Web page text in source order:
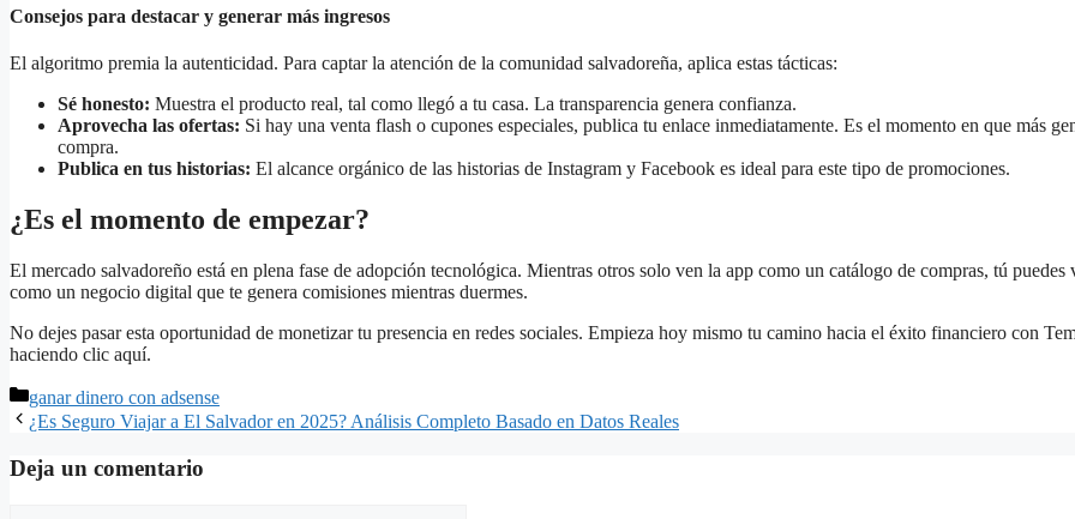
Consejos para destacar y generar más ingresos
El algoritmo premia la autenticidad. Para captar la atención de la comunidad salvadoreña, aplica estas tácticas:
Sé honesto: Muestra el producto real, tal como llegó a tu casa. La transparencia genera confianza.
Aprovecha las ofertas: Si hay una venta flash o cupones especiales, publica tu enlace inmediatamente. Es el momento en que más
compra.
Publica en tus historias: El alcance orgánico de las historias de Instagram y Facebook es ideal para este tipo de promociones.
¿Es el momento de empezar?
El mercado salvadoreño está en plena fase de adopción tecnológica. Mientras otros solo ven la app como un catálogo de compras, tú puedes
como un negocio digital que te genera comisiones mientras duermes.
No dejes pasar esta oportunidad de monetizar tu presencia en redes sociales. Empieza hoy mismo tu camino hacia el éxito financiero con
haciendo clic aquí.
Categorías
ganar dinero con adsense
¿Es Seguro Viajar a El Salvador en 2025? Análisis Completo Basado en Datos Reales
Deja un comentario